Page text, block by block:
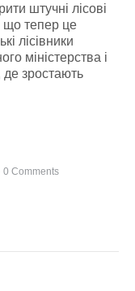
штучні лісові
що тепер це
лісівники
міністерства і
де зростають
0 Comments